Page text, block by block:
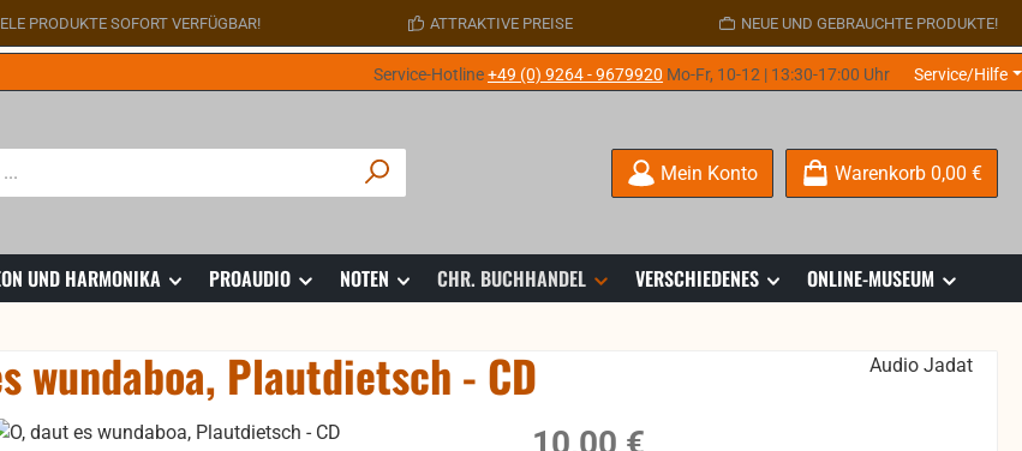
PRODUKTE SOFORT VERFÜGBAR! ATTRAKTIVE PREISE NEUE UND GEBRAUCHTE PRODUKTE!
Service-Hotline+49 (0) 9264 - 9679920 Mo-Fr, 10-12 | 13:30-17:00 Uhr Service/Hilfe
Mein Konto Warenkorb 0,00 €
UND HARMONIKA PROAUDIO NOTEN CHR. BUCHHANDEL VERSCHIEDENES ONLINE-MUSEUM
wundaboa, Plautdietsch - CD Audio Jadat
Regulärer Preis: